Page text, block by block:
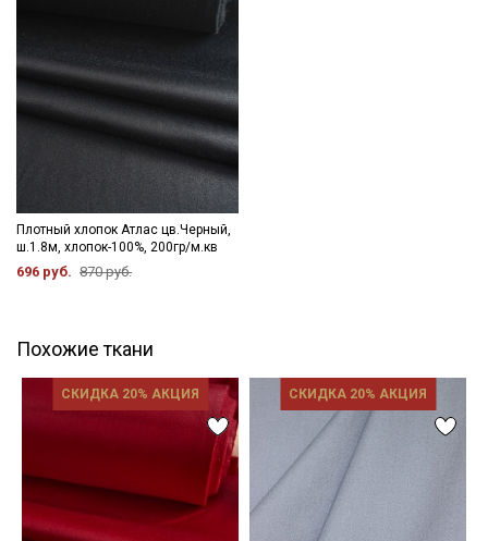
Плотный хлопок Атлас цв.Черный,
ш.1.8м, хлопок-100%, 200гр/м.кв
696 руб. 870 руб.
Похожие ткани
СКИДКА 20% АКЦИЯ СКИДКА 20% АКЦИЯ